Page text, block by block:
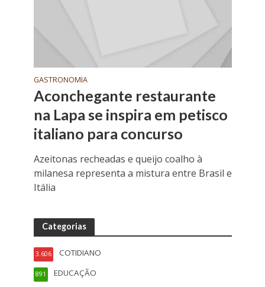
GASTRONOMIA
Aconchegante restaurante
na Lapa se inspira em petisco
italiano para concurso
Azeitonas recheadas e queijo coalho à
milanesa representa a mistura entre Brasil e
Itália
Categorias
COTIDIANO
3.606
EDUCAÇÃO
891